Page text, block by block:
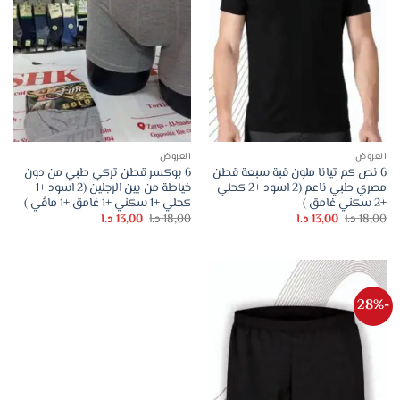
العروض
6 نص كم تيانا ملون قبة سبعة قطن
مصري طبي ناعم (2 اسود +2 كحلي
+2 سكني غامق )
18,00د.ا السعر
الأصلي
13,00د.االسعر
العروض
6 بوكسر قطن تركي طبي من دون
خياطة من بين الرجلين (2 اسود +1
كحلي +1 سكني +1 غامق +1 ماڤي )
18,00د.ا السعر
الأصلي
13,00د.االسعر
-28%